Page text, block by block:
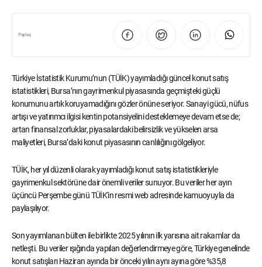
Paylaş
Türkiye İstatistik Kurumu’nun (TÜİK) yayımladığı güncel konut satış
istatistikleri, Bursa’nın gayrimenkul piyasasında geçmişteki güçlü
konumunu artık koruyamadığını gözler önüne seriyor. Sanayi gücü, nüfus
artışı ve yatırımcı ilgisi kentin potansiyelini desteklemeye devam etse de;
artan finansal zorluklar, piyasalardaki belirsizlik ve yükselen arsa
maliyetleri, Bursa’daki konut piyasasının canlılığını gölgeliyor.
TÜİK, her yıl düzenli olarak yayımladığı konut satış istatistikleriyle
gayrimenkul sektörüne dair önemli veriler sunuyor. Bu veriler her ayın
üçüncü Perşembe günü TÜİK'in resmi web adresinde kamuoyuyla da
paylaşılıyor.
Son yayımlanan bülten ile birlikte 2025 yılının ilk yarısına ait rakamlar da
netleşti. Bu veriler ışığında yapılan değerlendirmeye göre, Türkiye genelinde
konut satışları Haziran ayında bir önceki yılın aynı ayına göre %35,8